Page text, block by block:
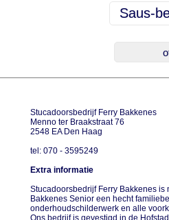
Stucadoorsbedrijf Ferry Bakkenes
Menno ter Braakstraat 76
2548 EA Den Haag
tel: 070 - 3595249
Extra informatie
Stucadoorsbedrijf Ferry Bakkenes
Bakkenes Senior een hecht
onderhoudschilderwerk en alle
Ons bedrijf is gevestigd in de